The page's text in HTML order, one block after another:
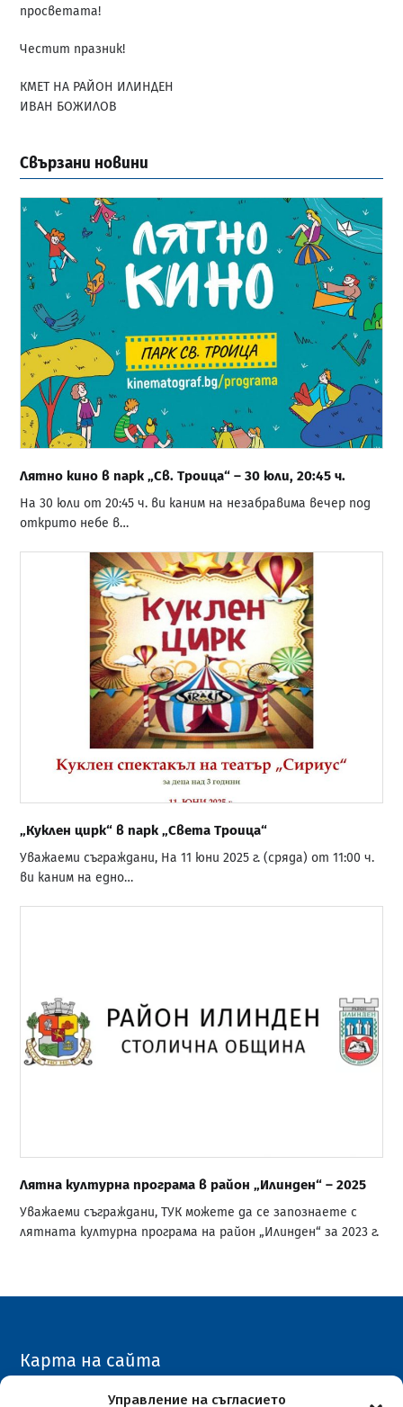
Управление на съгласието
просветата!
Честит празник!
КМЕТ НА РАЙОН ИЛИНДЕН
ИВАН БОЖИЛОВ
Свързани новини
Лятно кино в парк „Св. Троица“ – 30 юли, 20:45 ч.
На 30 юли от 20:45 ч. ви каним на незабравима вечер под
открито небе в…
„Куклен цирк“ в парк „Света Троица“
Уважаеми съграждани, На 11 юни 2025 г. (сряда) от 11:00 ч.
ви каним на едно…
Лятна културна програма в район „Илинден“ – 2025
Уважаеми съграждани, ТУК можете да се запознаете с
лятната културна програма на район „Илинден“ за 2023 г.
Карта на сайта
Архивен сайт